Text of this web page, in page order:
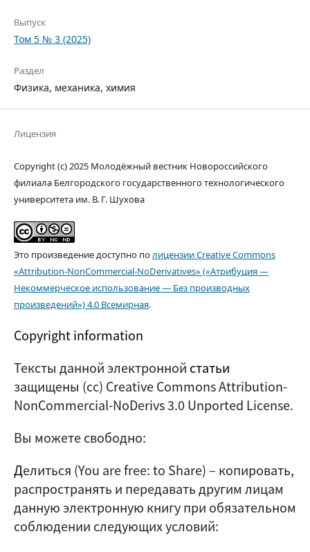
Выпуск
Том 5 № 3 (2025)
Раздел
Физика, механика, химия
Лицензия
Copyright (c) 2025 Молодёжный вестник Новороссийского
филиала Белгородского государственного технологического
университета им. В. Г. Шухова
Это произведение доступно полицензии Creative Commons
«Attribution-NonCommercial-NoDerivatives» («Атрибуция —
Некоммерческое использование — Без производных
произведений») 4.0 Всемирная.
Copyright information
Тексты данной электронной статьи
защищены (cc) Creative Commons Attribution-
NonCommercial-NoDerivs 3.0 Unported License.
Вы можете свободно:
Делиться (You are free: to Share) – копировать,
распространять и передавать другим лицам
данную электронную книгу при обязательном
соблюдении следующих условий: